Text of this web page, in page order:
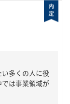
多くの人に役
は事業領域が